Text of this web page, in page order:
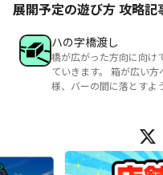
展開予定の遊び方 攻略記
ハの字橋渡し
橋が広がった方向に向け
ていきます。 箱が広い
様、バーの間に落とすよ